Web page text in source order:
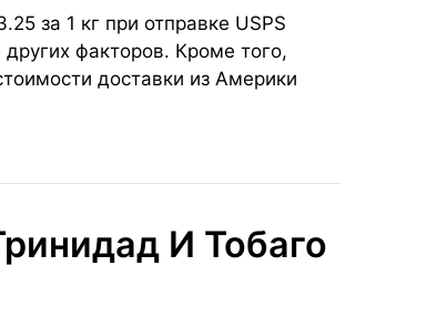
за 1 кг при отправке USPS
факторов. Кроме того,
доставки из Америки
И Тобаго